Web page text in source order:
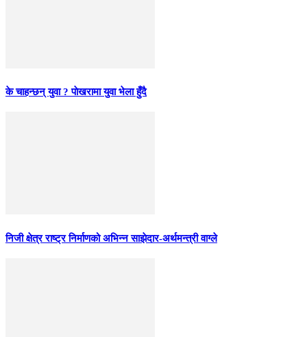
के चाहन्छन् युवा ? पाेखरामा युवा भेला हुँदै
निजी क्षेत्र राष्ट्र निर्माणको अभिन्न साझेदार-अर्थमन्त्री वाग्ले